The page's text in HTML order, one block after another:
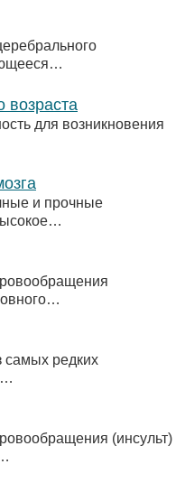
возраста
для возникновения
и прочные
самых редких
(инсульт)